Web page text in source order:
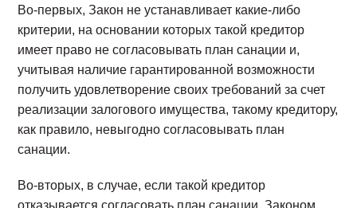
Во-первых, Закон не устанавливает какие-либо
критерии, на основании которых такой кредитор
имеет право не согласовывать план санации и,
учитывая наличие гарантированной возможности
получить удовлетворение своих требований за счет
реализации залогового имущества, такому кредитору,
как правило, невыгодно согласовывать план
санации.
Во-вторых, в случае, если такой кредитор
отказывается согласовать план санации, Законом